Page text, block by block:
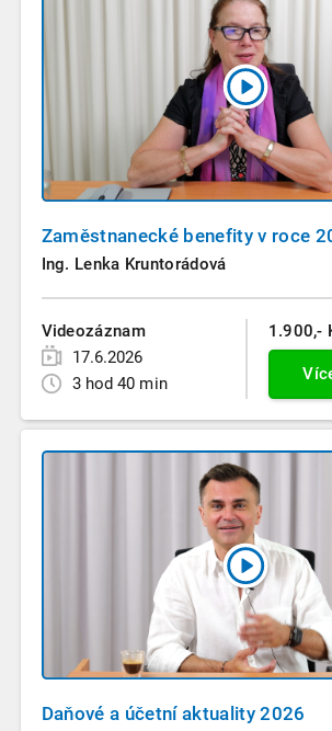
Zaměstnanecké benefity v roce
Ing. Lenka Kruntorádová
Videozáznam
17.6.2026
3 hod 40 min
1.900,-
Daňové a účetní aktuality 2026